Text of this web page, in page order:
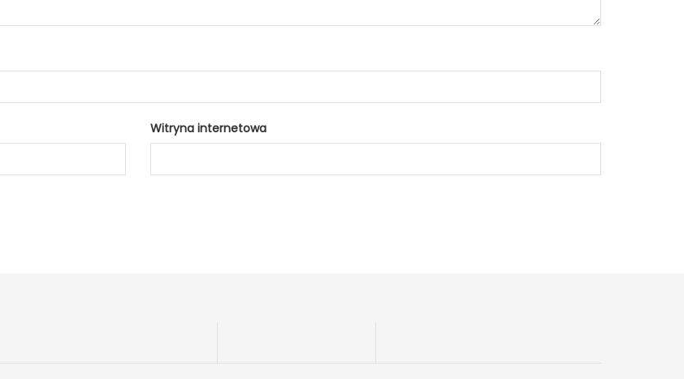
Witryna internetowa